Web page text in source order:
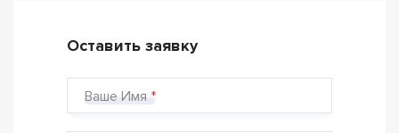
Оставить заявку
Ваше Имя